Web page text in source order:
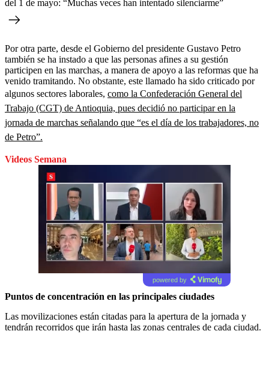
del 1 de mayo: “Muchas veces han intentado silenciarme”
Por otra parte, desde el Gobierno del presidente Gustavo Petro
también se ha instado a que las personas afines a su gestión
participen en las marchas, a manera de apoyo a las reformas que ha
venido tramitando. No obstante, este llamado ha sido criticado por
algunos sectores laborales, como la Confederación General del
Trabajo (CGT) de Antioquia, pues decidió no participar en la
jornada de marchas señalando que “es el día de los trabajadores, no
de Petro”.
Videos Semana
powered by
Puntos de concentración en las principales ciudades
Las movilizaciones están citadas para la apertura de la jornada y
tendrán recorridos que irán hasta las zonas centrales de cada ciudad.